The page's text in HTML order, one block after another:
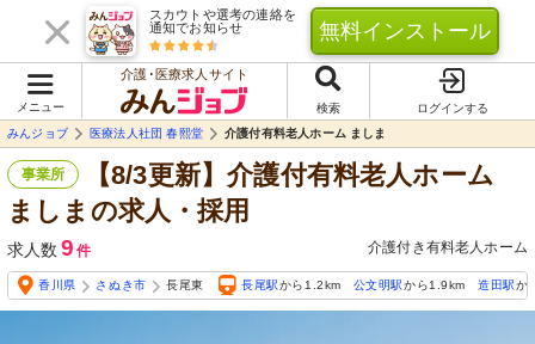
スカウトや選考の連絡を
通知でお知らせ
無料インストール
メニュー
介護･医療求人サイト
検索
ログインする
みんジョブ
医療法人社団 春熙堂 介護付有料老人ホーム ましま
事業所
【8/3更新】介護付有料老人ホーム
ましまの求人・採用
求人数 9 件 介護付き有料老人ホーム
香川県 さぬき市 長尾東 長尾駅から1.2km 公文明駅から1.9km 造田駅か